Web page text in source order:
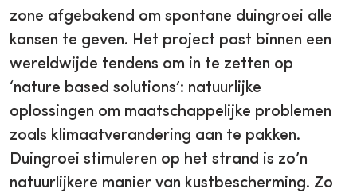
zone afgebakend om spontane duingroei alle
kansen te geven. Het project past binnen een
wereldwijde tendens om in te zetten op
‘nature based solutions’: natuurlijke
oplossingen om maatschappelijke problemen
zoals klimaatverandering aan te pakken.
Duingroei stimuleren op het strand is zo’n
natuurlijkere manier van kustbescherming. Zo